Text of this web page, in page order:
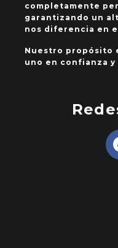
completamente
garantizando un
nos diferencia en
Nuestro propósito
uno en confianza y